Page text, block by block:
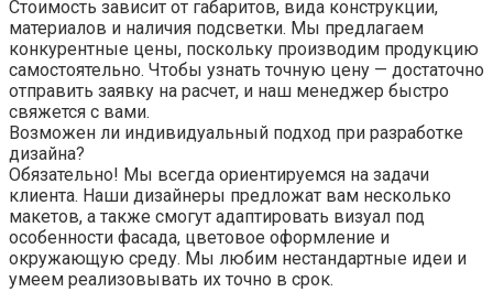
Стоимость зависит от габаритов, вида конструкции,
материалов и наличия подсветки. Мы предлагаем
конкурентные цены, поскольку производим продукцию
самостоятельно. Чтобы узнать точную цену — достаточно
отправить заявку на расчет, и наш менеджер быстро
свяжется с вами.
Возможен ли индивидуальный подход при разработке
дизайна?
Обязательно! Мы всегда ориентируемся на задачи
клиента. Наши дизайнеры предложат вам несколько
макетов, а также смогут адаптировать визуал под
особенности фасада, цветовое оформление и
окружающую среду. Мы любим нестандартные идеи и
умеем реализовывать их точно в срок.